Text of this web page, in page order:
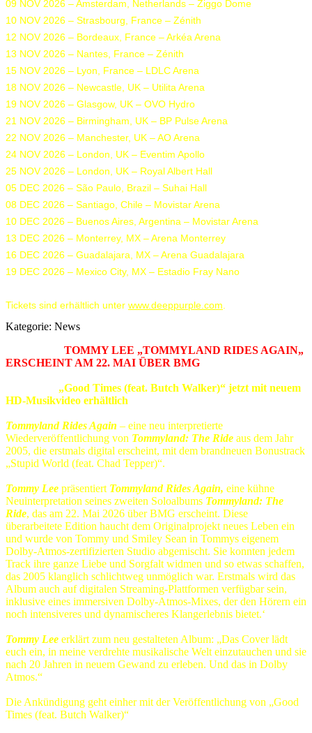
09 NOV 2026 – Amsterdam, Netherlands – Ziggo Dome
10 NOV 2026 – Strasbourg, France – Zénith
12 NOV 2026 – Bordeaux, France – Arkéa Arena
13 NOV 2026 – Nantes, France – Zénith
15 NOV 2026 – Lyon, France – LDLC Arena
18 NOV 2026 – Newcastle, UK – Utilita Arena
19 NOV 2026 – Glasgow, UK – OVO Hydro
21 NOV 2026 – Birmingham, UK – BP Pulse Arena
22 NOV 2026 – Manchester, UK – AO Arena
24 NOV 2026 – London, UK – Eventim Apollo
25 NOV 2026 – London, UK – Royal Albert Hall
05 DEC 2026 – São Paulo, Brazil – Suhai Hall
08 DEC 2026 – Santiago, Chile – Movistar Arena
10 DEC 2026 – Buenos Aires, Argentina – Movistar Arena
13 DEC 2026 – Monterrey, MX – Arena Monterrey
16 DEC 2026 – Guadalajara, MX – Arena Guadalajara
19 DEC 2026 – Mexico City, MX – Estadio Fray Nano
Tickets sind erhältlich unter www.deeppurple.com
Kategorie: News
TOMMY LEE „TOMMYLAND RIDES AGAIN„
ERSCHEINT AM 22. MAI ÜBER BMG
„Good Times (feat. Butch Walker)“ jetzt mit neuem
HD-Musikvideo erhältlich
Tommyland Rides Again – eine neu interpretierte
Wiederveröffentlichung von Tommyland: The Ride aus dem Jahr
2005, die erstmals digital erscheint, mit dem brandneuen Bonustrack
„Stupid World (feat. Chad Tepper)“.
Tommy Lee präsentiert Tommyland Rides Again, eine kühne
Neuinterpretation seines zweiten Soloalbums Tommyland: The
Ride, das am 22. Mai 2026 über BMG erscheint. Diese
überarbeitete Edition haucht dem Originalprojekt neues Leben ein
und wurde von Tommy und Smiley Sean in Tommys eigenem
Dolby-Atmos-zertifizierten Studio abgemischt. Sie konnten jedem
Track ihre ganze Liebe und Sorgfalt widmen und so etwas schaffen,
das 2005 klanglich schlichtweg unmöglich war. Erstmals wird das
Album auch auf digitalen Streaming-Plattformen verfügbar sein,
inklusive eines immersiven Dolby-Atmos-Mixes, der den Hörern ein
noch intensiveres und dynamischeres Klangerlebnis bietet.‘
Tommy Lee erklärt zum neu gestalteten Album: „Das Cover lädt
euch ein, in meine verdrehte musikalische Welt einzutauchen und sie
nach 20 Jahren in neuem Gewand zu erleben. Und das in Dolby
Atmos.“
Die Ankündigung geht einher mit der Veröffentlichung von „Good
Times (feat. Butch Walker)“